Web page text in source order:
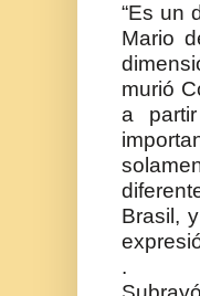
“Es un
Mario
murió
a
Brasil,
.